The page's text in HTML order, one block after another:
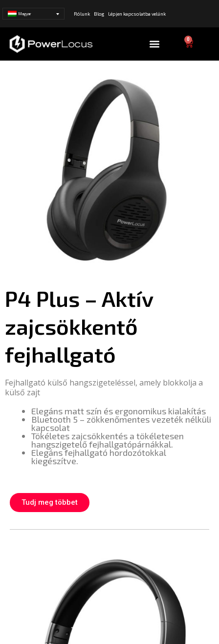
Magyar Rólunk Blog Lépjen kapcsolatba velünk
Menü 0 Kosár
P4 Plus – Aktív
zajcsökkentő
fejhallgató
Fejhallgató külső hangszigeteléssel, amely blokkolja a
külső zajt
Elegáns matt szín és ergonomikus kialakítás
Bluetooth 5 – zökkenőmentes vezeték nélküli
kapcsolat
Tökéletes zajcsökkentés a tökéletesen
hangszigetelő fejhallgatópárnákkal.
Elegáns fejhallgató hordozótokkal
kiegészítve.
Tudj meg többet